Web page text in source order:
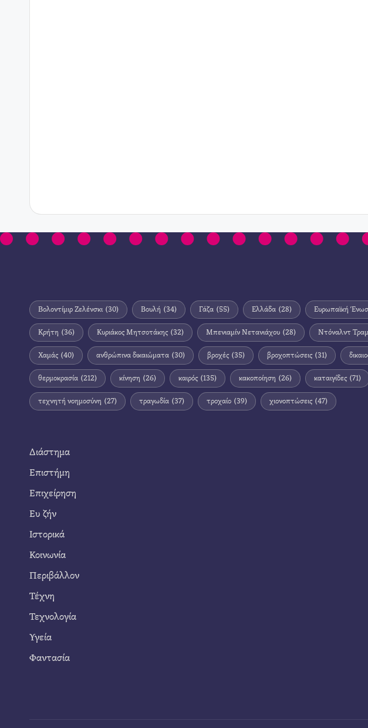
Βολοντίμιρ Ζελένσκι (30) Βουλή (34) Γάζα (55) Ελλάδα (28) Ευρωπαϊκή
Κρήτη (36) Κυριάκος Μητσοτάκης (32) Μπενιαμίν Νετανιάχου (28) Ντόναλντ
Χαμάς (40) ανθρώπινα δικαιώματα (30) βροχές (35) βροχοπτώσεις (31)
θερμοκρασία (212) κίνηση (26) καιρός (135) κακοποίηση (26) καταιγίδες (71)
τεχνητή νοημοσύνη (27) τραγωδία (37) τροχαίο (39) χιονοπτώσεις (47)
Διάστημα
Επιστήμη
Επιχείρηση
Ευ ζήν
Ιστορικά
Κοινωνία
Περιβάλλον
Τέχνη
Τεχνολογία
Υγεία
Φαντασία